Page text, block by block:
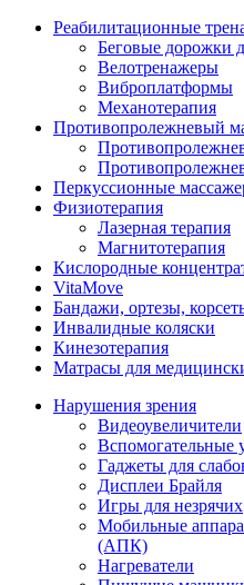
Реабилитационные
Беговые дорожки
Велотренажеры
Виброплатформы
Механотерапия
Противопролежневый
Перкуссионные
Физиотерапия
Лазерная терапия
Магнитотерапия
Кислородные
VitaMove
Бандажи, ортезы,
Инвалидные коляски
Кинезотерапия
Матрасы для
Нарушения зрения
Видеоувеличители
Вспомогательные
Гаджеты для
Дисплеи Брайля
Игры для незрячих
Мобильные
(АПК)
Нагреватели